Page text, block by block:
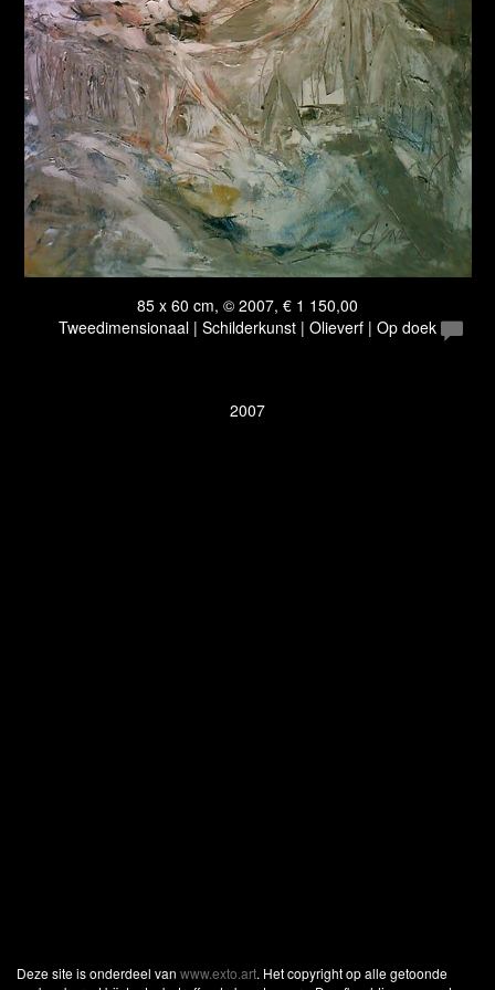
85 x 60 cm, © 2007, € 1 150,00
Tweedimensionaal | Schilderkunst | Olieverf | Op doek
2007
Deze site is onderdeel van www.exto.art. Het copyright op alle getoonde